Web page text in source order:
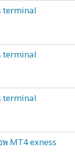
terminal
terminal
terminal
พ MT4 exness